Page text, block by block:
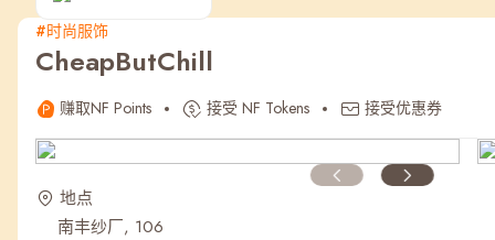
热门
最近搜寻纪录
#时尚服饰
CheapButChill
赚取NF Points 接受 NF Tokens 接受优惠券
地点
南丰纱厂, 106